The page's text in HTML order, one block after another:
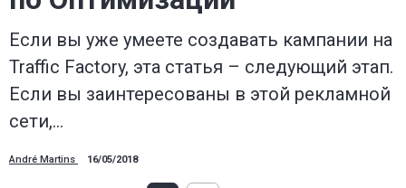
Если вы уже умеете создавать кампании на
Traffic Factory, эта статья – следующий этап.
Если вы заинтересованы в этой рекламной
сети,…
André Martins 16/05/2018